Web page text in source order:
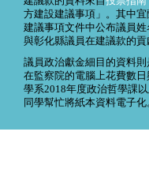
方建設建議事項」。其中
建議事項文件中公布議員
與彰化縣議員在建議款的貢
議員政治獻金細目的資料
在監察院的電腦上花費數
學系2018年度政治哲學課
同學幫忙將紙本資料電子化